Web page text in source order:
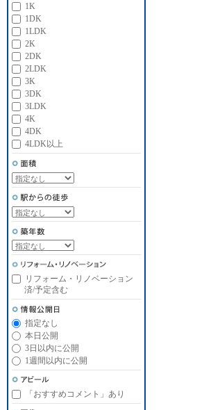
1K
1DK
1LDK
2K
2DK
2LDK
3K
3DK
3LDK
4K
4DK
4LDK以上
リフォーム・リノベーション
済/予定含む
指定なし
本日公開
3日以内に公開
1週間以内に公開
「おすすめコメント」あり